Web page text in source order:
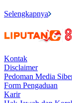
Selengkapnya
Kontak
Disclaimer
Pedoman Media
Form Pengaduan
Karir